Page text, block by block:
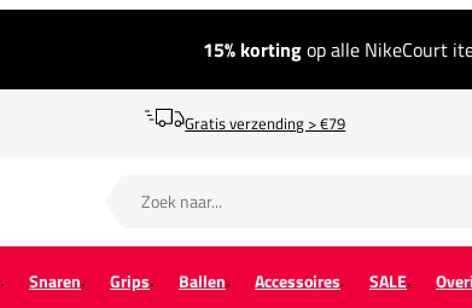
15% kortingop alle NikeCourt
Gratis verzending > €79
Snaren Grips Ballen Accessoires SALE